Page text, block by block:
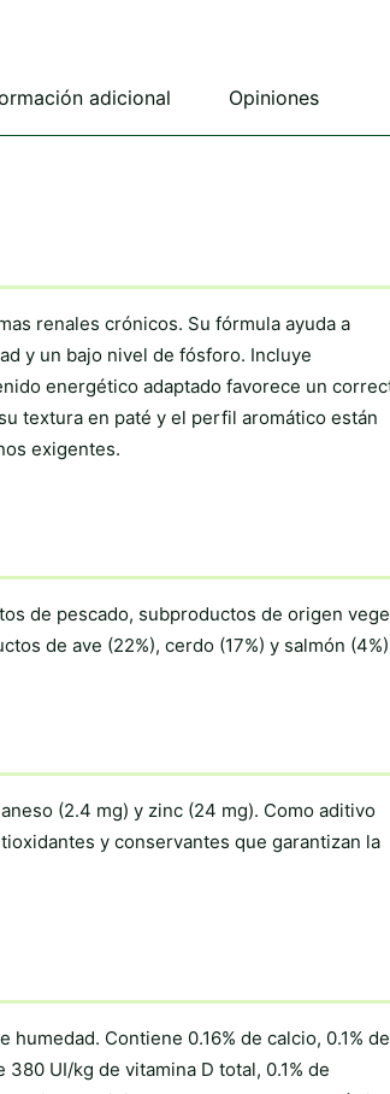
adicional Opiniones
renales crónicos. Su fórmula ayuda a
y un bajo nivel de fósforo. Incluye
energético adaptado favorece un
textura en paté y el perfil aromático están
exigentes.
de pescado, subproductos de origen
de ave (22%), cerdo (17%) y salmón
(2.4 mg) y zinc (24 mg). Como aditivo
y conservantes que garantizan la
humedad. Contiene 0.16% de calcio, 0.1% de
UI/kg de vitamina D total, 0.1% de